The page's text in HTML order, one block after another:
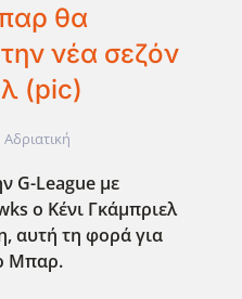
θα
νέα σεζόν
(pic)
Αδριατική
G-League με
ο Κένι Γκάμπριελ
αυτή τη φορά για
Μπαρ.